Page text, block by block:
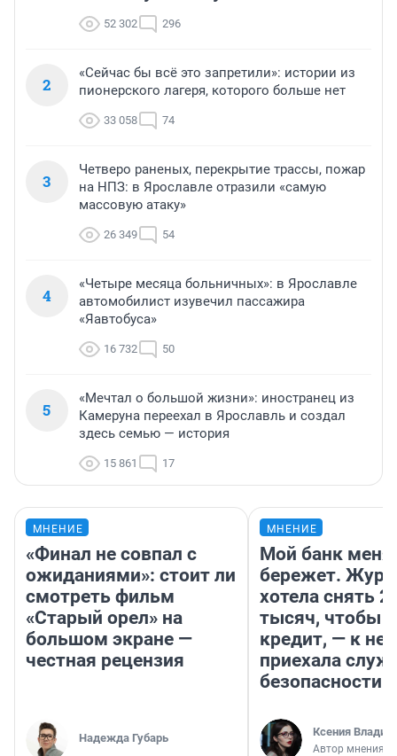
52 302 296
2
«Сейчас бы всё это запретили»: истории из
пионерского лагеря, которого больше нет
33 058 74
3
Четверо раненых, перекрытие трассы, пожар
на НПЗ: в Ярославле отразили «самую
массовую атаку»
26 349 54
4
«Четыре месяца больничных»: в Ярославле
автомобилист изувечил пассажира
«Яавтобуса»
16 732 50
5
«Мечтал о большой жизни»: иностранец из
Камеруна переехал в Ярославль и создал
здесь семью — история
15 861 17
МНЕНИЕ
«Финал не совпал с
ожиданиями»: стоит ли
смотреть фильм
«Старый орел» на
большом экране —
честная рецензия
Надежда Губарь
МНЕНИЕ
Мой банк меня
бережет.
хотела снять
тысяч, чтобы
кредит, — к
приехала
безопасности
Ксения
Автор мнения